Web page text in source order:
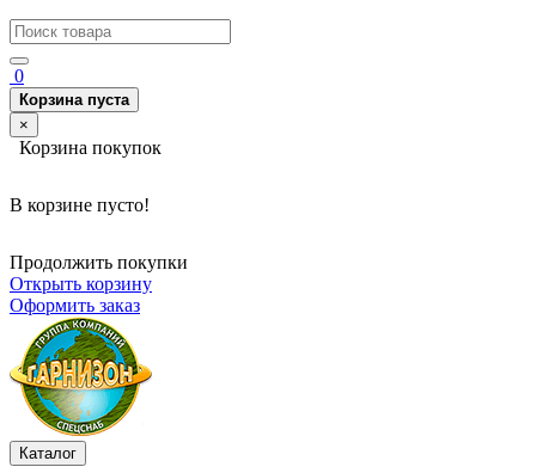
0
Корзина пуста
×
Корзина покупок
В корзине пусто!
Продолжить покупки
Открыть корзину
Оформить заказ
Каталог